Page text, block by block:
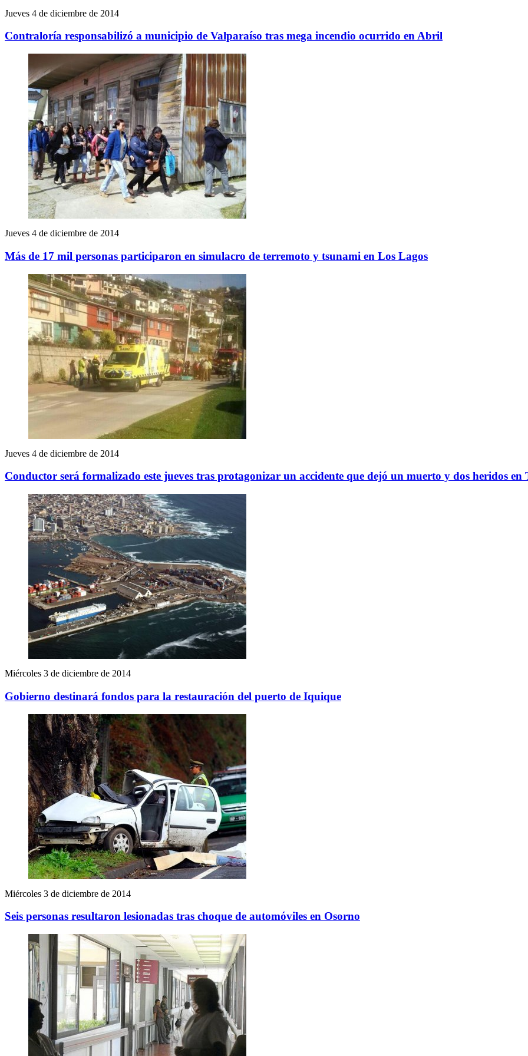
Jueves 4 de diciembre de 2014
Contraloría responsabilizó a municipio de Valparaíso tras mega incendio ocurrido en Abril
Jueves 4 de diciembre de 2014
Más de 17 mil personas participaron en simulacro de terremoto y tsunami en Los Lagos
Jueves 4 de diciembre de 2014
Conductor será formalizado este jueves tras protagonizar un accidente que dejó un muerto y dos heridos en
Miércoles 3 de diciembre de 2014
Gobierno destinará fondos para la restauración del puerto de Iquique
Miércoles 3 de diciembre de 2014
Seis personas resultaron lesionadas tras choque de automóviles en Osorno